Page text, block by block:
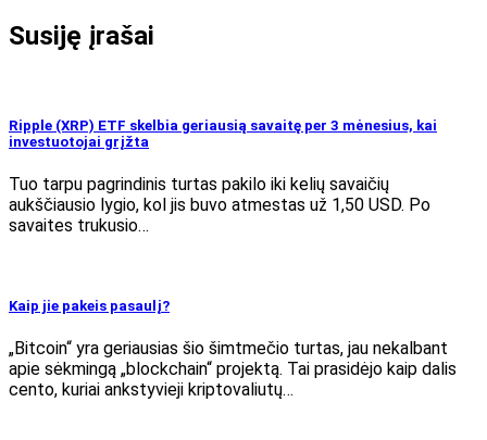
Susiję įrašai
Ripple (XRP) ETF skelbia geriausią savaitę per 3 mėnesius, kai
investuotojai grįžta
Tuo tarpu pagrindinis turtas pakilo iki kelių savaičių
aukščiausio lygio, kol jis buvo atmestas už 1,50 USD. Po
savaites trukusio…
Kaip jie pakeis pasaulį?
„Bitcoin“ yra geriausias šio šimtmečio turtas, jau nekalbant
apie sėkmingą „blockchain“ projektą. Tai prasidėjo kaip dalis
cento, kuriai ankstyvieji kriptovaliutų…